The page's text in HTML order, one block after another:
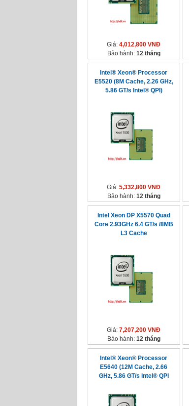
Giá: 4,012,800 VNĐ
Bảo hành: 12 tháng
Intel® Xeon® Processor
E5520 (8M Cache, 2.26 GHz,
5.86 GT/s Intel® QPI)
Giá: 5,332,800 VNĐ
Bảo hành: 12 tháng
Intel Xeon DP X5570 Quad
Core 2.93GHz 6.4 GT/s /8MB
L3 Cache
Giá: 7,207,200 VNĐ
Bảo hành: 12 tháng
Intel® Xeon® Processor
E5640 (12M Cache, 2.66
GHz, 5.86 GT/s Intel® QPI